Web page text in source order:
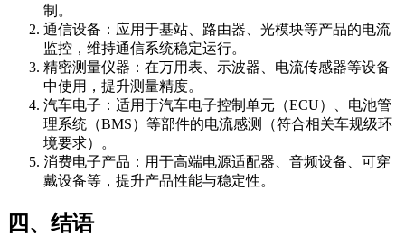
制。
通信设备：应用于基站、路由器、光模块等产品的电流
监控，维持通信系统稳定运行。
精密测量仪器：在万用表、示波器、电流传感器等设备
中使用，提升测量精度。
汽车电子：适用于汽车电子控制单元（ECU）、电池管
理系统（BMS）等部件的电流感测（符合相关车规级环
境要求）。
消费电子产品：用于高端电源适配器、音频设备、可穿
戴设备等，提升产品性能与稳定性。
四、结语